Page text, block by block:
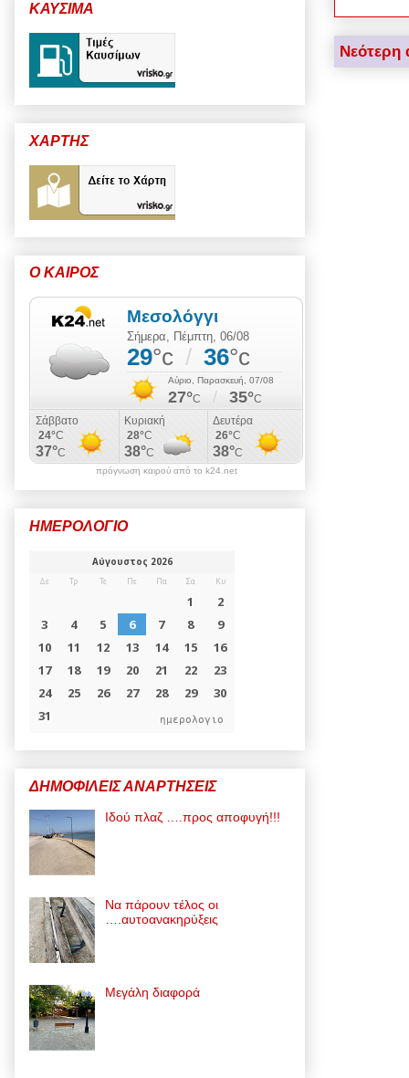
Νεότερη
ΚΑΥΣΙΜΑ
ΧΑΡΤΗΣ
Ο ΚΑΙΡΟΣ
πρόγνωση καιρού από το k24.net
ΗΜΕΡΟΛΟΓΙΟ
ημερολογιο
ΔΗΜΟΦΙΛΕΙΣ ΑΝΑΡΤΗΣΕΙΣ
Ιδού πλαζ ….προς αποφυγή!!!
Να πάρουν τέλος οι
….αυτοανακηρύξεις
Μεγάλη διαφορά